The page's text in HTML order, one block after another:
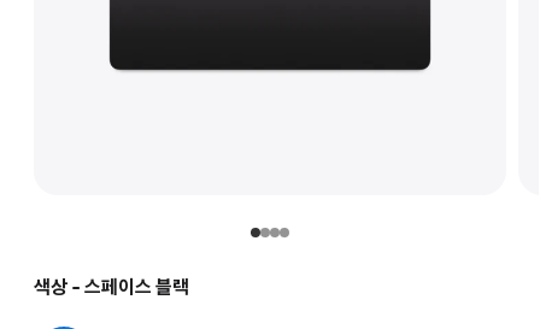
색상 - 스페이스 블랙